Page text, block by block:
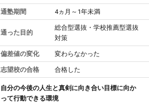
通塾期間 4ヵ月～1年未満
通った目的
総合型選抜・学校推薦型選抜
対策
偏差値の変化 変わらなかった
志望校の合格 合格した
自分の今後の人生と真剣に向き合い目標に向か
って行動できる環境